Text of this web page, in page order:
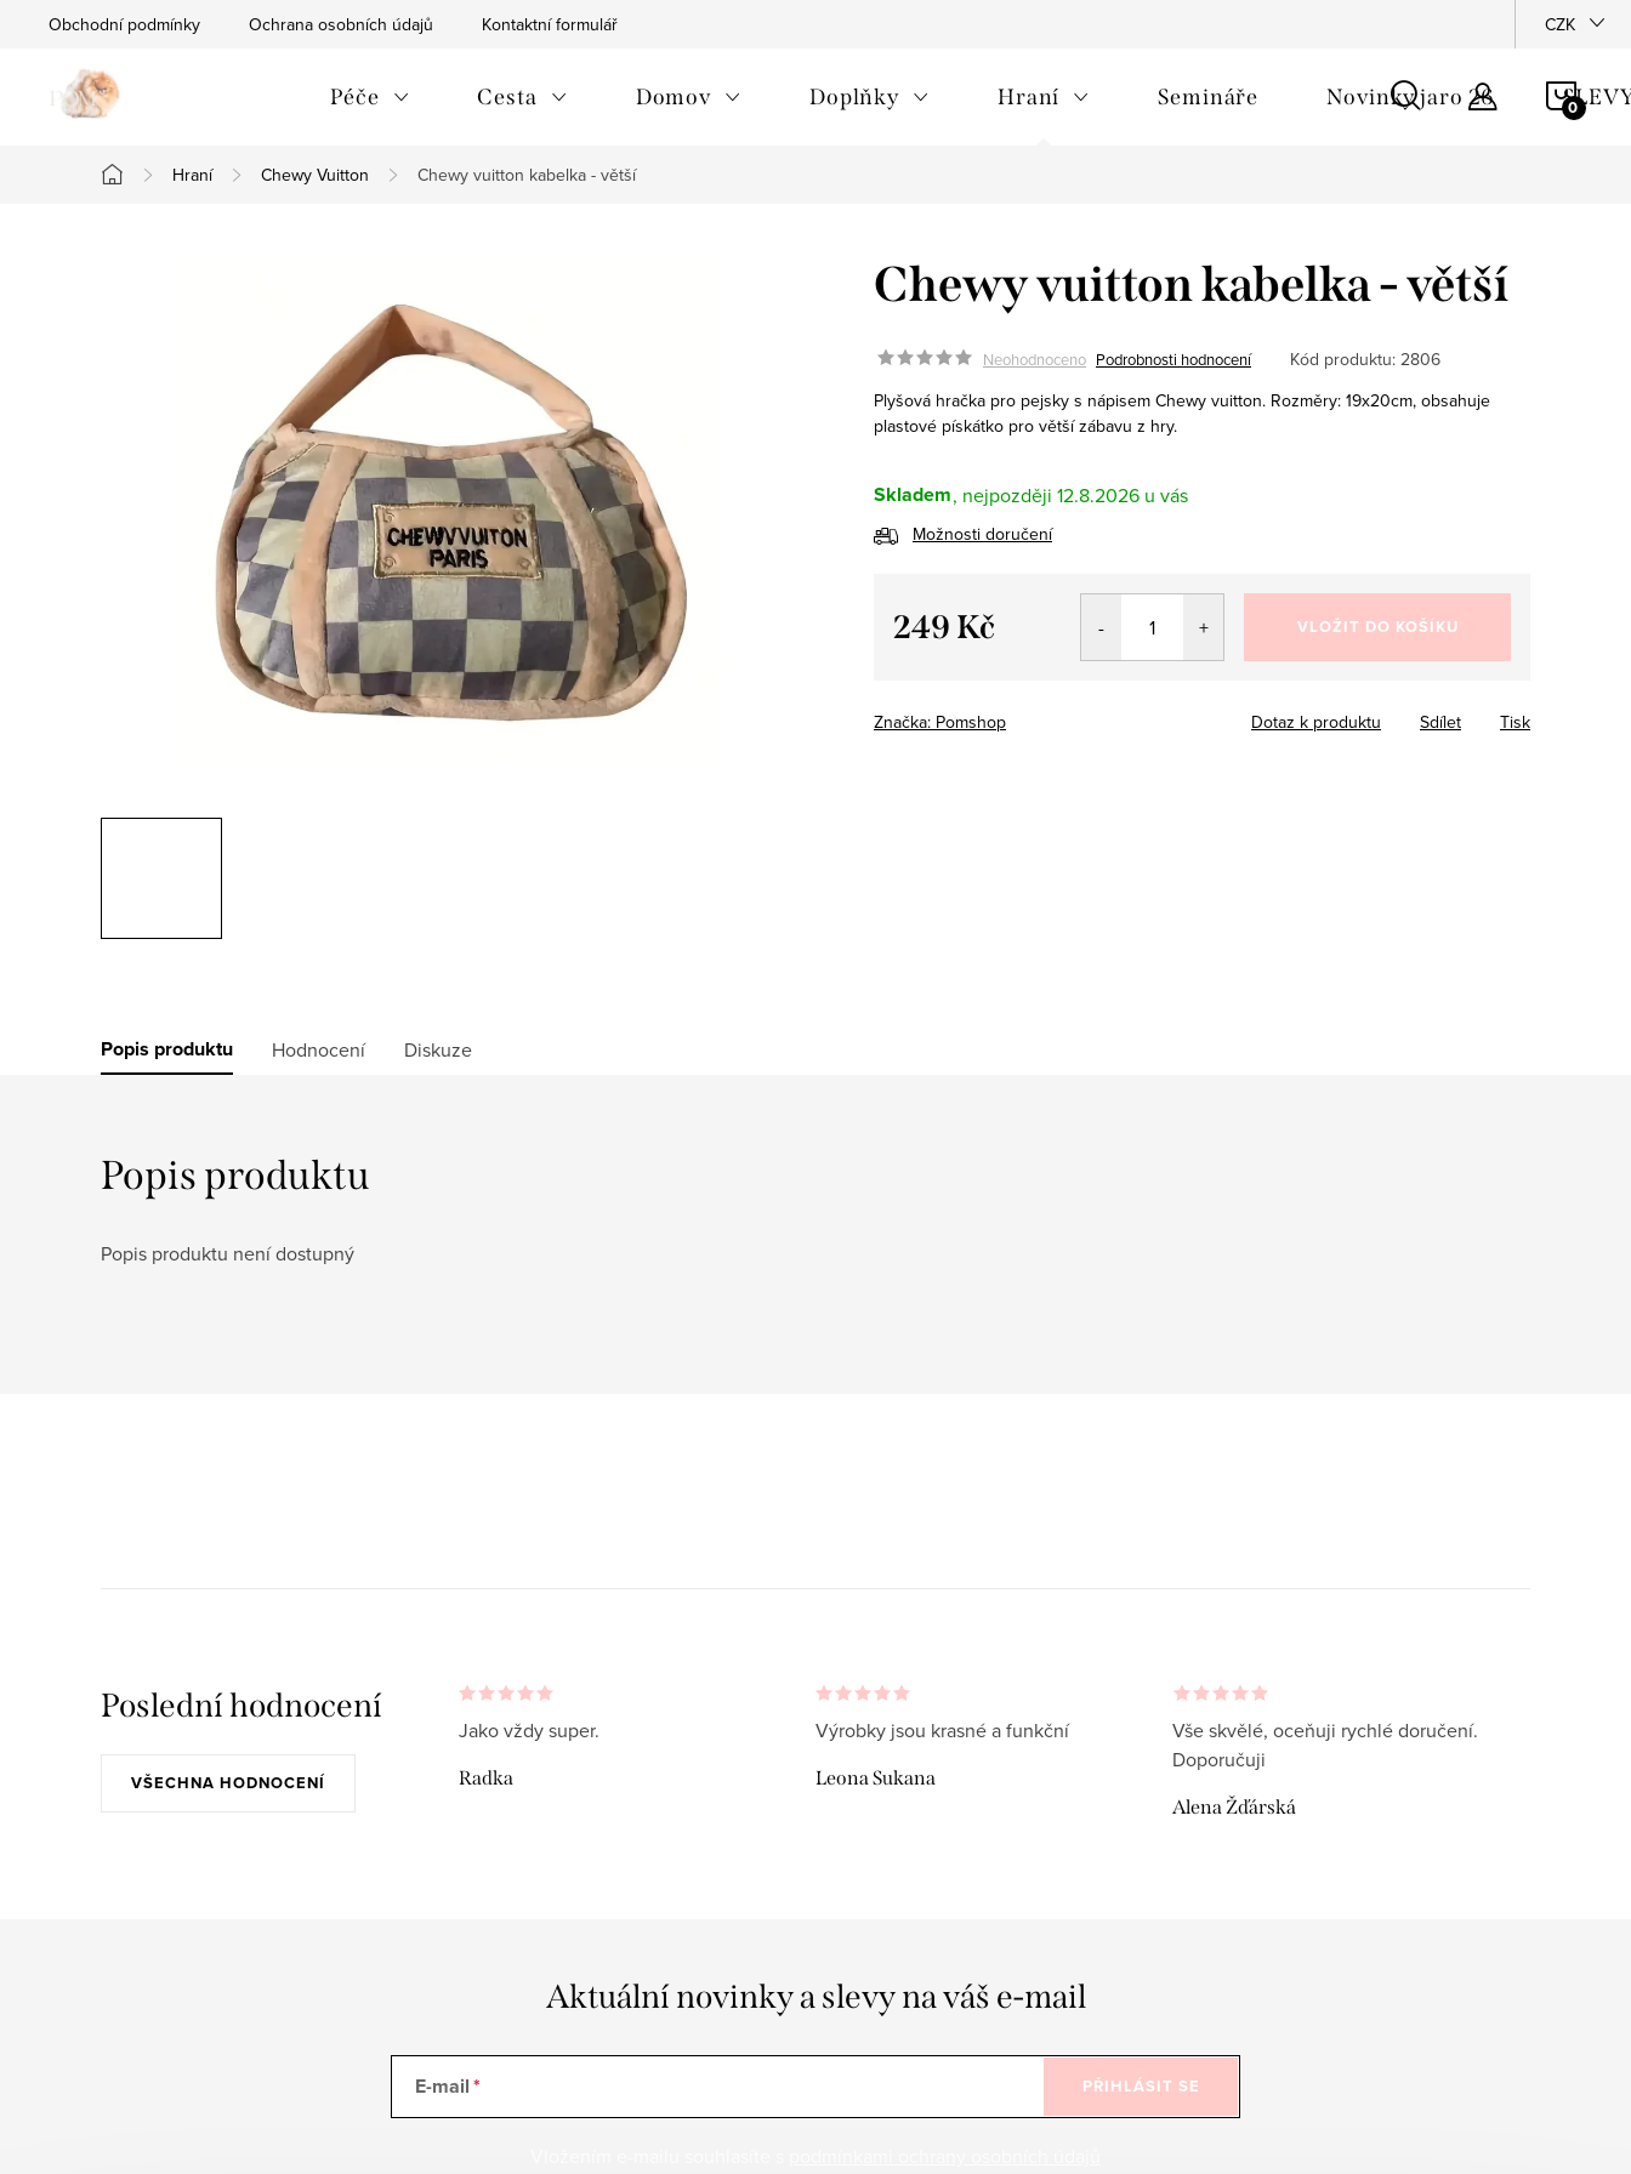
Obchodní podmínky Ochrana osobních údajů Kontaktní formulář CZK
Péče Cesta Domov Doplňky Hraní Semináře Novinky jaro 26
Domů
Hraní Chewy Vuitton Chewy vuitton kabelka - větší
Chewy vuitton kabelka - větší
Neohodnoceno Podrobnosti hodnocení Kód produktu: 2806
Plyšová hračka pro pejsky s nápisem Chewy vuitton. Rozměry: 19x20cm, obsahuje
plastové pískátko pro větší zábavu z hry.
Skladem 12.8.2026
Možnosti doručení
249 Kč VLOŽIT DO KOŠÍKU
Značka: Pomshop Tisk
Dotaz k produktu Sdílet
Popis produktu Hodnocení Diskuze
Popis produktu
Popis produktu není dostupný
Poslední hodnocení
VŠECHNA HODNOCENÍ
Jako vždy super.
Radka
Výrobky jsou krasné a funkční
Leona Sukana
Vše skvělé, oceňuji rychlé doručení.
Doporučuji
Alena Žďárská
Aktuální novinky a slevy na váš e-mail
E-mail PŘIHLÁSIT SE